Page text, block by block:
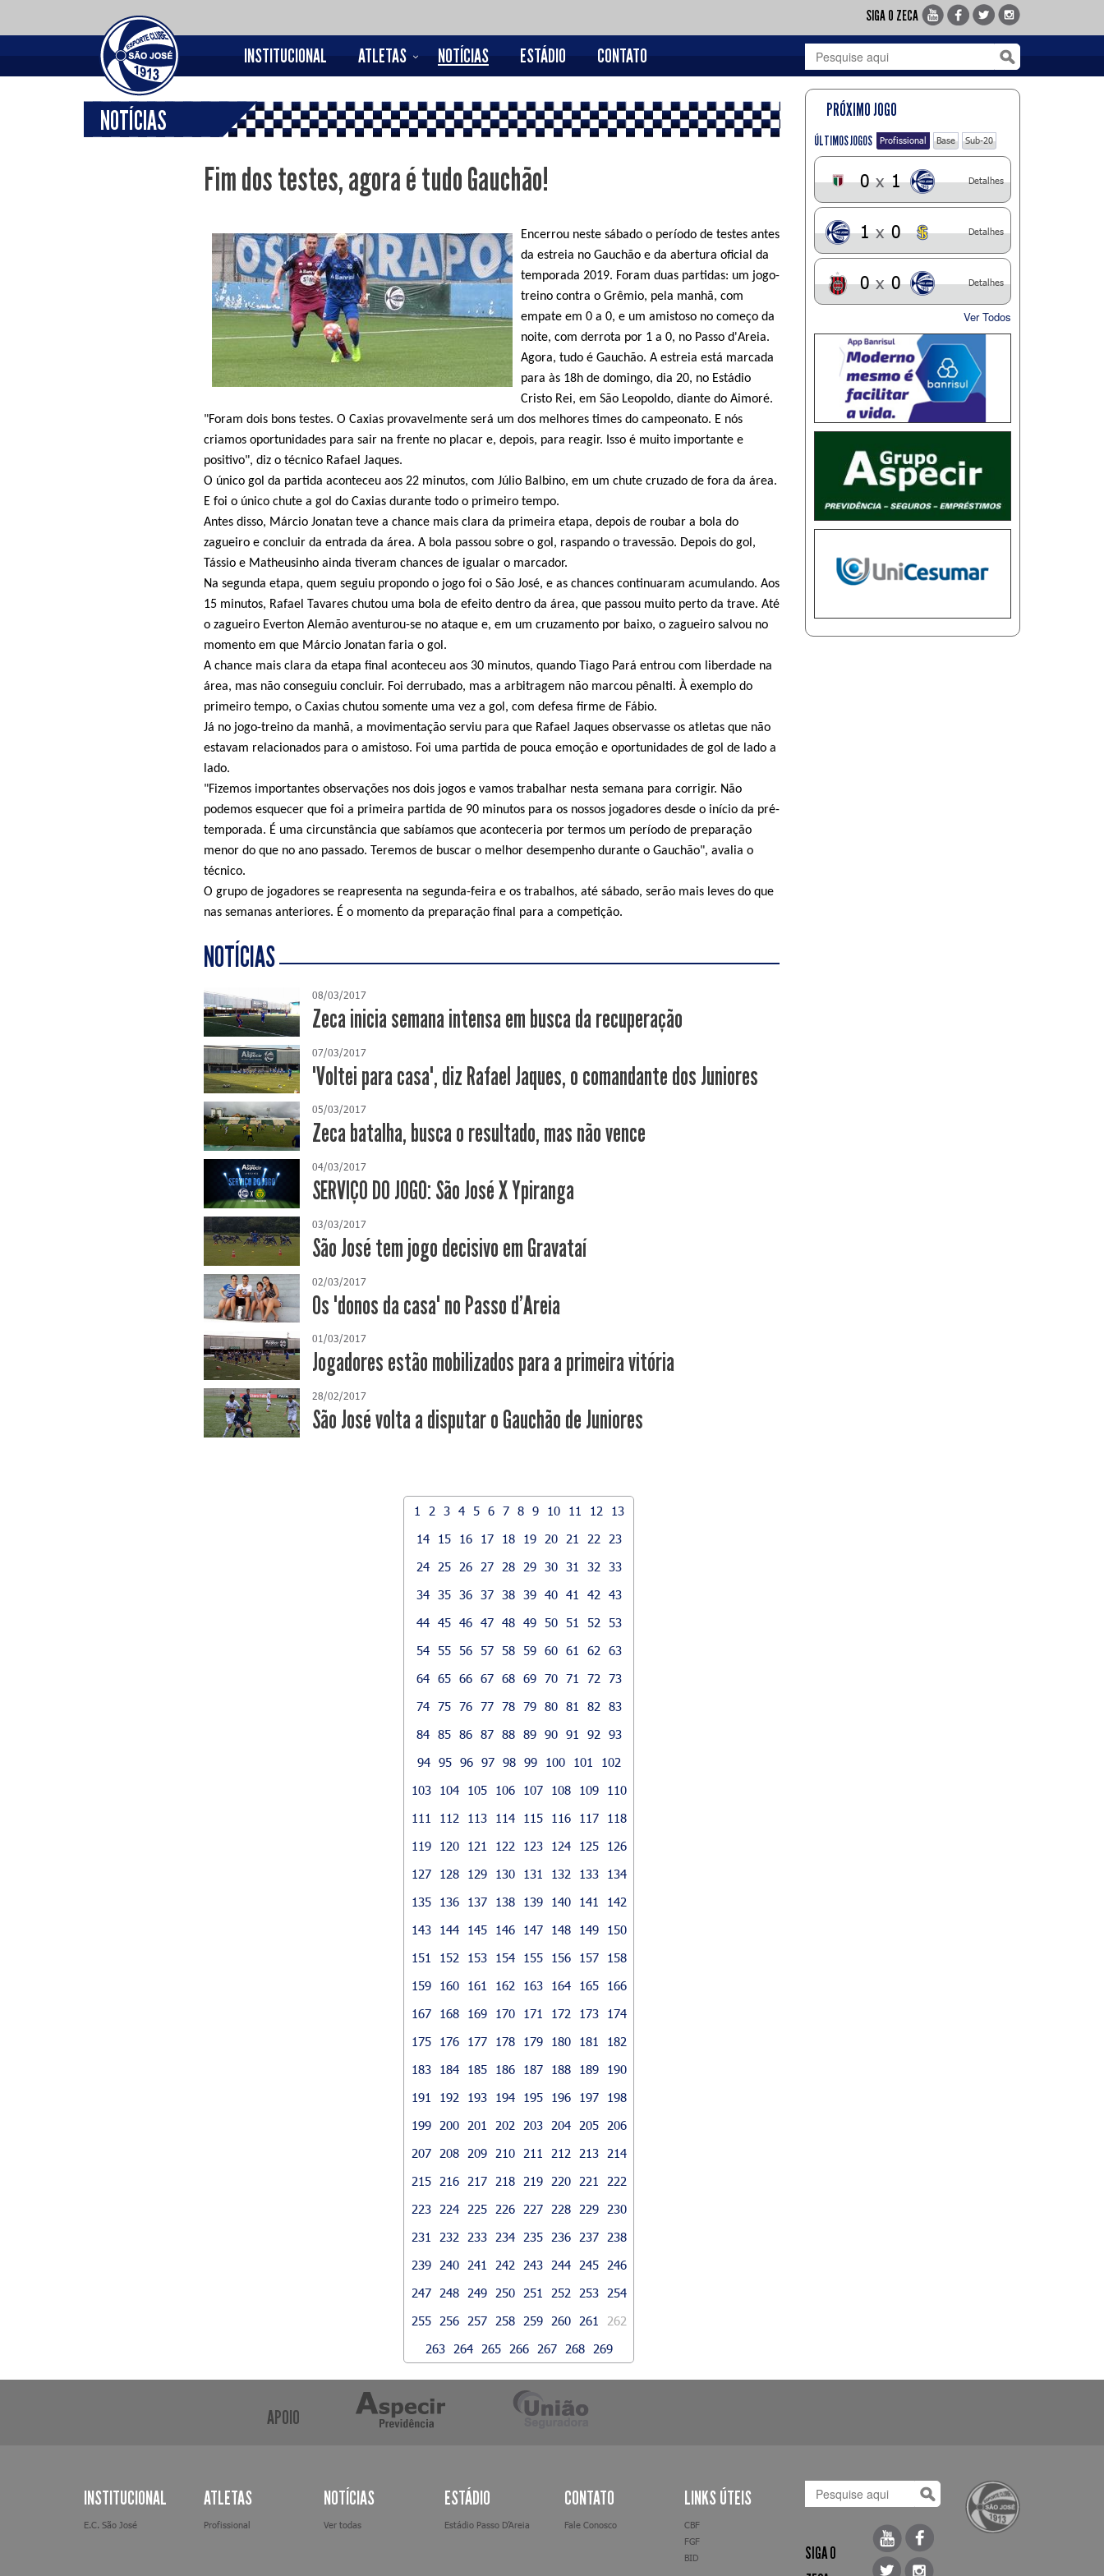
SIGA O ZECA
INSTITUCIONAL ATLETAS NOTÍCIAS ESTÁDIO CONTATO
NOTÍCIAS
Fim dos testes, agora é tudo Gauchão!
Encerrou neste sábado o período de testes antes
da estreia no Gauchão e da abertura oficial da
temporada 2019. Foram duas partidas: um jogo-
treino contra o Grêmio, pela manhã, com
empate em 0 a 0, e um amistoso no começo da
noite, com derrota por 1 a 0, no Passo d'Areia.
Agora, tudo é Gauchão. A estreia está marcada
para às 18h de domingo, dia 20, no Estádio
Cristo Rei, em São Leopoldo, diante do Aimoré.
"Foram dois bons testes. O Caxias provavelmente será um dos melhores times do campeonato. E nós
criamos oportunidades para sair na frente no placar e, depois, para reagir. Isso é muito importante e
positivo", diz o técnico Rafael Jaques.
O único gol da partida aconteceu aos 22 minutos, com Júlio Balbino, em um chute cruzado de fora da área.
E foi o único chute a gol do Caxias durante todo o primeiro tempo.
Antes disso, Márcio Jonatan teve a chance mais clara da primeira etapa, depois de roubar a bola do
zagueiro e concluir da entrada da área. A bola passou sobre o gol, raspando o travessão. Depois do gol,
Tássio e Matheusinho ainda tiveram chances de igualar o marcador.
Na segunda etapa, quem seguiu propondo o jogo foi o São José, e as chances continuaram acumulando. Aos
15 minutos, Rafael Tavares chutou uma bola de efeito dentro da área, que passou muito perto da trave. Até
o zagueiro Everton Alemão aventurou-se no ataque e, em um cruzamento por baixo, o zagueiro salvou no
momento em que Márcio Jonatan faria o gol.
A chance mais clara da etapa final aconteceu aos 30 minutos, quando Tiago Pará entrou com liberdade na
área, mas não conseguiu concluir. Foi derrubado, mas a arbitragem não marcou pênalti. À exemplo do
primeiro tempo, o Caxias chutou somente uma vez a gol, com defesa firme de Fábio.
Já no jogo-treino da manhã, a movimentação serviu para que Rafael Jaques observasse os atletas que não
estavam relacionados para o amistoso. Foi uma partida de pouca emoção e oportunidades de gol de lado a
lado.
"Fizemos importantes observações nos dois jogos e vamos trabalhar nesta semana para corrigir. Não
podemos esquecer que foi a primeira partida de 90 minutos para os nossos jogadores desde o início da pré-
temporada. É uma circunstância que sabíamos que aconteceria por termos um período de preparação
menor do que no ano passado. Teremos de buscar o melhor desempenho durante o Gauchão", avalia o
técnico.
O grupo de jogadores se reapresenta na segunda-feira e os trabalhos, até sábado, serão mais leves do que
nas semanas anteriores. É o momento da preparação final para a competição.
NOTÍCIAS
08/03/2017
Zeca inicia semana intensa em busca da recuperação
07/03/2017
"Voltei para casa", diz Rafael Jaques, o comandante dos Juniores
05/03/2017
Zeca batalha, busca o resultado, mas não vence
04/03/2017
SERVIÇO DO JOGO: São José X Ypiranga
03/03/2017
São José tem jogo decisivo em Gravataí
02/03/2017
Os "donos da casa" no Passo d'Areia
01/03/2017
Jogadores estão mobilizados para a primeira vitória
28/02/2017
São José volta a disputar o Gauchão de Juniores
1 2 3 4 5 6 7 8 9 10 11 12
13
14
15 16 17 18 19 20 21 22
23
24
25 26 27 28 29 30 31 32
33
34 35 36 37 38 39 40 41 42
43
44 45 46 47 48 49 50 51 52
53
54 55 56 57 58 59 60 61 62
63
64 65 66 67 68 69 70 71 72
73
74 75 76 77 78 79 80 81 82
83
84 85 86 87 88 89 90 91 92
93
94 95 96 97 98 99 100 101
102
103
104 105 106 107 108 109
110
111
112 113 114 115 116 117
118
119
120 121 122 123 124 125
126
127
128 129 130 131 132 133
134
135
136 137 138 139 140 141
142
143
144 145 146 147 148 149
150
151
152 153 154 155 156 157
158
159
160 161 162 163 164 165
166
167
168 169 170 171 172 173
174
175
176 177 178 179 180 181
182
183
184 185 186 187 188 189
190
191
192 193 194 195 196 197
198
199
200 201 202 203 204 205
206
207
208 209 210 211 212 213
214
215
216 217 218 219 220 221
222
223
224 225 226 227 228 229
230
231
232 233 234 235 236 237
238
239
240 241 242 243 244 245
246
247
248 249 250 251 252 253
254
255
256 257 258 259 260 261
262
263
264 265 266 267 268 269
PRÓXIMO JOGO
ÚLTIMOS JOGOS Profissional Base Sub-20
0 x 1 Detalhes
1 x 0 Detalhes
0 x 0 Detalhes
Ver Todos
APOIO
INSTITUCIONAL
E.C. São José
ATLETAS
Profissional
NOTÍCIAS
Ver todas
ESTÁDIO
Estádio Passo D’Areia
CONTATO
Fale Conosco
LINKS ÚTEIS
CBF
FGF
BID
SIGA O